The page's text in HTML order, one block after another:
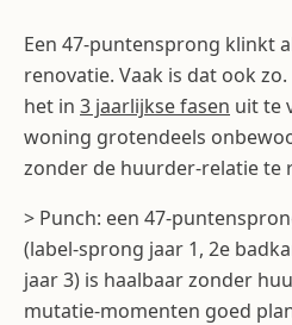
Een 47-puntensprong klinkt
renovatie. Vaak is dat ook
het in 3 jaarlijkse fasen uit te
woning grotendeels
zonder de huurder-relatie te
> Punch: een 47-
(label-sprong jaar 1, 2e
jaar 3) is haalbaar zonder
mutatie-momenten goed